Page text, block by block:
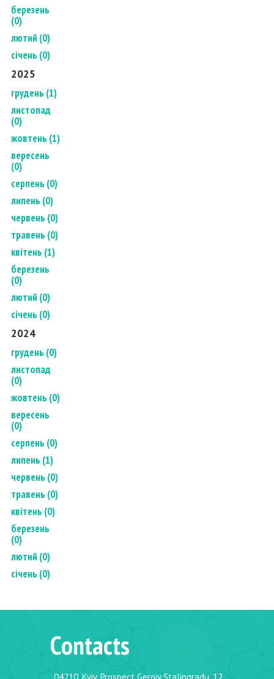
березень
(0)
лютий (0)
січень (0)
2025
грудень (1)
листопад
(0)
жовтень (1)
вересень
(0)
серпень (0)
липень (0)
червень (0)
травень (0)
квітень (1)
березень
(0)
лютий (0)
січень (0)
2024
грудень (0)
листопад
(0)
жовтень (0)
вересень
(0)
серпень (0)
липень (1)
червень (0)
травень (0)
квітень (0)
березень
(0)
лютий (0)
січень (0)
Contacts
04210, Kyiv, Prospect Geroiv Stalingradu, 12,